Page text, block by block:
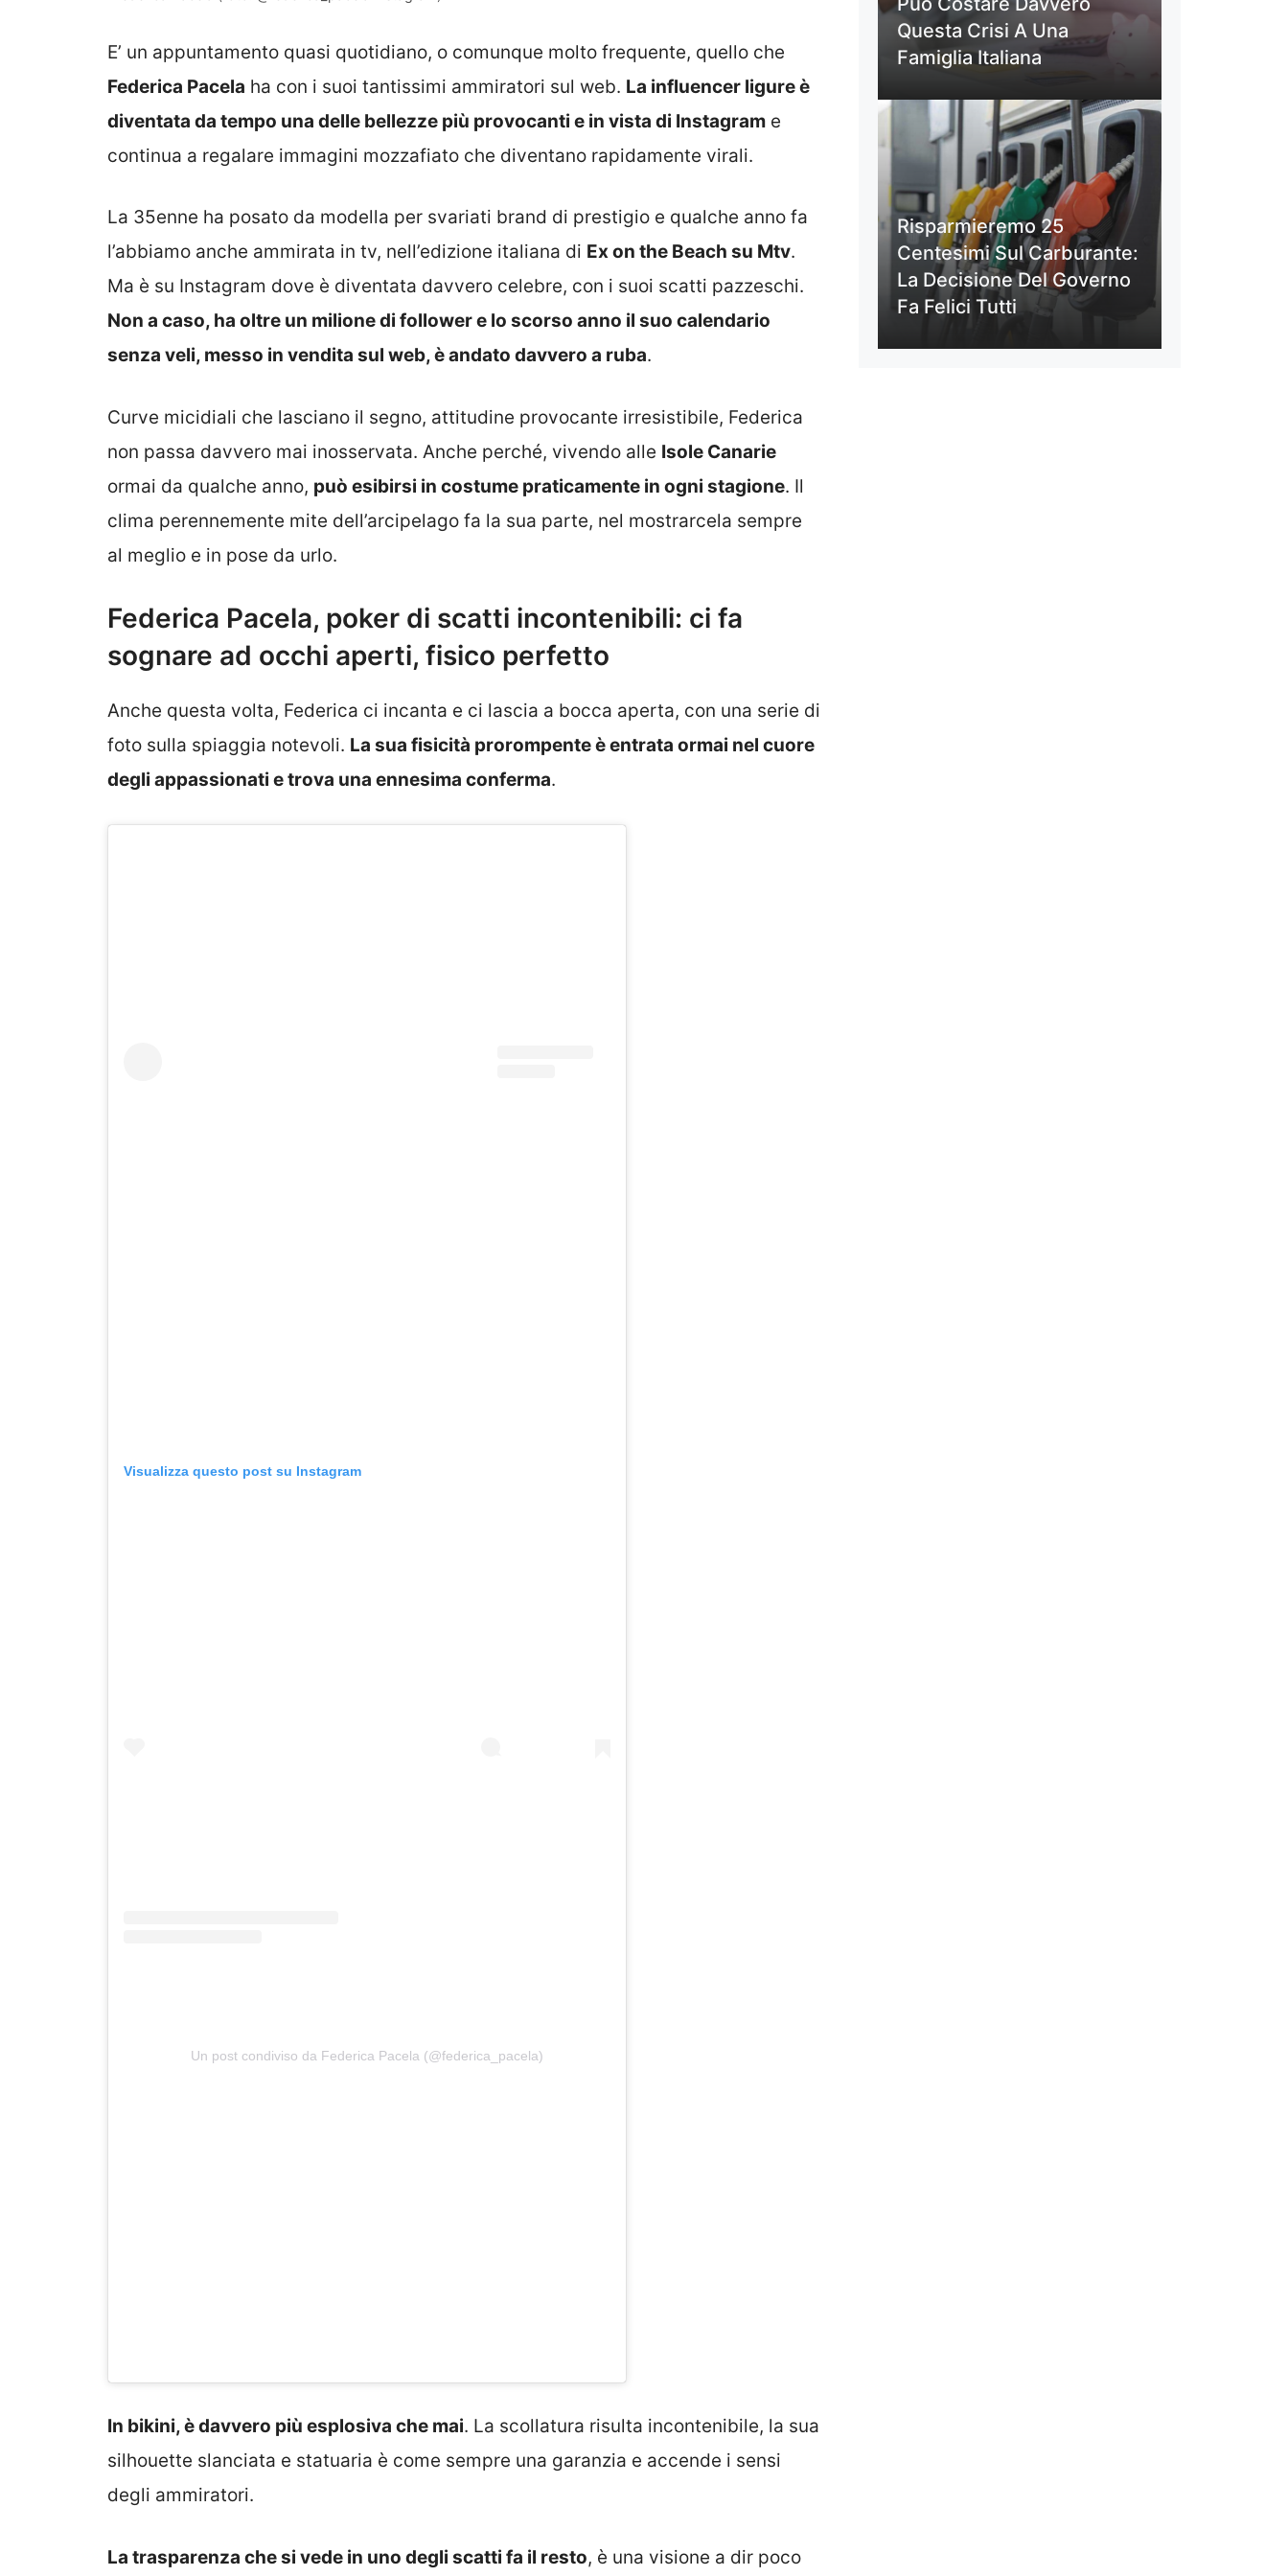
E’ un appuntamento quasi quotidiano, o comunque molto frequente, quello che
Federica Pacela ha con i suoi tantissimi ammiratori sul web. La influencer ligure è
diventata da tempo una delle bellezze più provocanti e in vista di Instagram e
continua a regalare immagini mozzafiato che diventano rapidamente virali.
La 35enne ha posato da modella per svariati brand di prestigio e qualche anno fa
l’abbiamo anche ammirata in tv, nell’edizione italiana di Ex on the Beach su Mtv.
Ma è su Instagram dove è diventata davvero celebre, con i suoi scatti pazzeschi.
Non a caso, ha oltre un milione di follower e lo scorso anno il suo calendario
senza veli, messo in vendita sul web, è andato davvero a ruba.
Curve micidiali che lasciano il segno, attitudine provocante irresistibile, Federica
non passa davvero mai inosservata. Anche perché, vivendo alle Isole Canarie
ormai da qualche anno, può esibirsi in costume praticamente in ogni stagione. Il
clima perennemente mite dell’arcipelago fa la sua parte, nel mostrarcela sempre
al meglio e in pose da urlo.
Federica Pacela, poker di scatti incontenibili: ci fa
sognare ad occhi aperti, fisico perfetto
Anche questa volta, Federica ci incanta e ci lascia a bocca aperta, con una serie di
foto sulla spiaggia notevoli. La sua fisicità prorompente è entrata ormai nel cuore
degli appassionati e trova una ennesima conferma.
Visualizza questo post su Instagram
Un post condiviso da Federica Pacela (@federica_pacela)
In bikini, è davvero più esplosiva che mai. La scollatura risulta incontenibile, la sua
silhouette slanciata e statuaria è come sempre una garanzia e accende i sensi
degli ammiratori.
La trasparenza che si vede in uno degli scatti fa il resto, è una visione a dir poco
Questa Crisi A Una
Famiglia Italiana
Risparmieremo 25
Centesimi Sul Carburante:
La Decisione Del Governo
Fa Felici Tutti